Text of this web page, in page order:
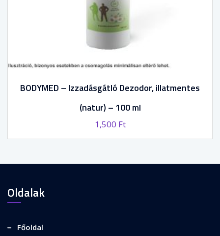
BODYMED – Izzadásgátló Dezodor, illatmentes
(natur) – 100 ml
1,500 Ft
Oldalak
Főoldal